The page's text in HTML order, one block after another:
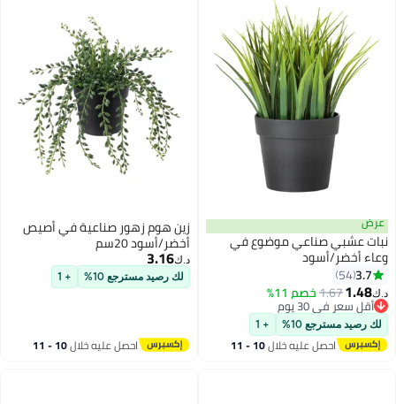
عرض
نبات عشبي صناعي موضوع في
وعاء أخضر/أسود
3.7
54
د.ك‏1.48
1.67خصم 11%
أقل سعر في 30 يوم
أقل سعر في 30 يوم
لك رصيد مسترجع 10% + 1
احصل عليه خلال 10 - 11
زين هوم زهور صناعية في أصيص
أخضر/أسود 20سم
د.ك‏3.16
لك رصيد مسترجع 10% + 1
احصل عليه خلال 10 - 11